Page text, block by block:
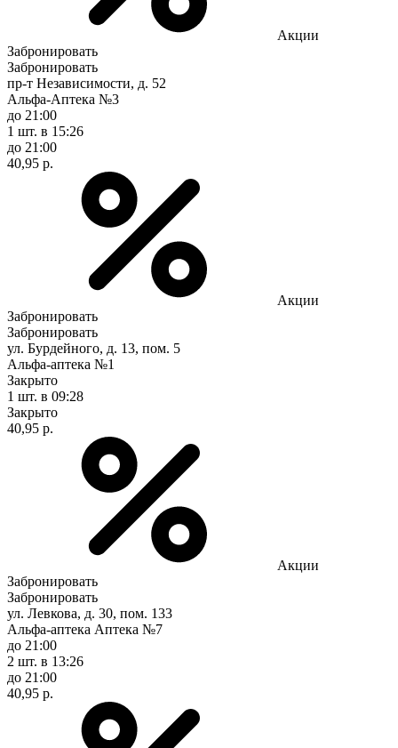
Акции
Забронировать
Забронировать
пр-т Независимости, д. 52
Альфа-Аптека №3
до 21:00
1 шт. в 15:26
до 21:00
40,95 р.
Акции
Забронировать
Забронировать
ул. Бурдейного, д. 13, пом. 5
Альфа-аптека №1
Закрыто
1 шт. в 09:28
Закрыто
40,95 р.
Акции
Забронировать
Забронировать
ул. Левкова, д. 30, пом. 133
Альфа-аптека Аптека №7
до 21:00
2 шт. в 13:26
до 21:00
40,95 р.